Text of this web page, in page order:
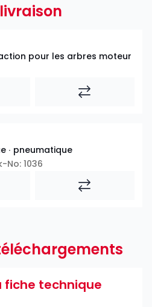
pour les arbres moteur
∙ pneumatique
No: 1036
fiche technique